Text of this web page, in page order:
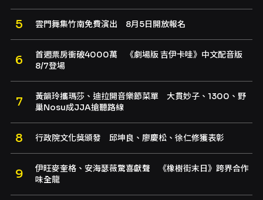
雲門舞集竹南免費演出 8月5日開放報名
首週票房衝破4000萬 《劇場版 吉伊卡哇》中文配音版
8/7登場
黃韻玲攜瑪莎、迪拉開音樂節菜單 大貫妙子、1300、野
巢Nosu成JJA搶聽路線
行政院文化獎頒發 邱坤良、廖慶松、徐仁修獲表彰
伊旺麥奎格、安海瑟薇驚喜獻聲 《橡樹街末日》跨界合作
味全龍